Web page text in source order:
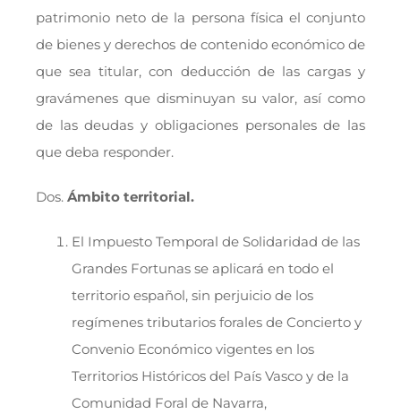
patrimonio neto de la persona física el conjunto
de bienes y derechos de contenido económico de
que sea titular, con deducción de las cargas y
gravámenes que disminuyan su valor, así como
de las deudas y obligaciones personales de las
que deba responder.
Dos. Ámbito territorial.
El Impuesto Temporal de Solidaridad de las
Grandes Fortunas se aplicará en todo el
territorio español, sin perjuicio de los
regímenes tributarios forales de Concierto y
Convenio Económico vigentes en los
Territorios Históricos del País Vasco y de la
Comunidad Foral de Navarra,